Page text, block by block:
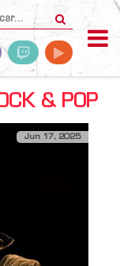
& POP
Jun 17, 2025